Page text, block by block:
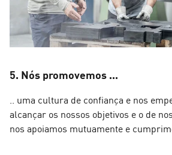
5. Nós promovemos ...
.. uma cultura de confiança e nos
alcançar os nossos objetivos e o de
nos apoiamos mutuamente e